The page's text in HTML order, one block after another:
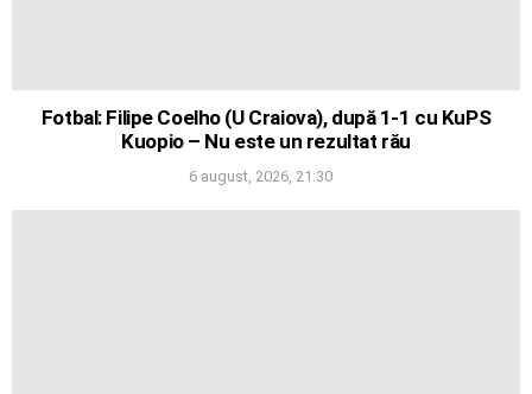
Fotbal: Filipe Coelho (U Craiova), după 1-1 cu KuPS
Kuopio – Nu este un rezultat rău
6 august, 2026, 21:30